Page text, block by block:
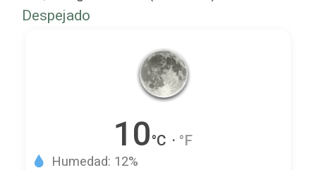
Despejado
10°C · °F
Humedad: 12%